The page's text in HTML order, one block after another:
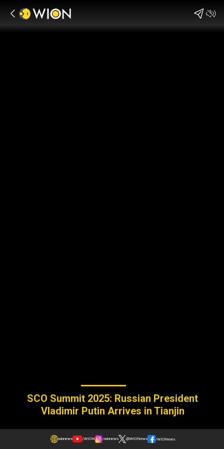
SCO Summit 2025: Russian President
Vladimir Putin Arrives in Tianjin
wionews /WION /wionews @WIONews /WIONews